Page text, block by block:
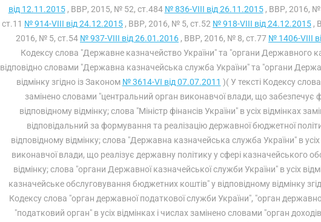
від 12.11.2015, ВВР, 2015, № 52, ст.484 № 836-VIII від 26.11.2015, ВВР, 2016, №
ст.11 № 914-VIII від 24.12.2015 , ВВР, 2016, № 5, ст.52 № 918-VIII від 24.12.2015 ,
2016, № 5, ст.54 № 937-VIII від 26.01.2016 , ВВР, 2016, № 8, ст.77 № 1406-VIII
Кодексу слова "Державне казначейство України" та "органи Державного
відповідно словами "Державна казначейська служба України" та "органи
відмінку згідно із Законом № 3614-VI від 07.07.2011 )( У тексті Кодексу слова
замінено словами "центральний орган виконавчої влади, що забезпечує
відповідному відмінку; слова "Міністр фінансів України" в усіх відмінках
відповідальний за формування та реалізацію державної бюджетної
відповідному відмінку; слова "Державна казначейська служба України" в
виконавчої влади, що реалізує державну політику у сфері казначейського
відмінку; слова "органи Державної казначейської служби України" в усіх
казначейське обслуговування бюджетних коштів" у відповідному відмінку
Кодексу слова "орган державної податкової служби України", "орган
"податковий орган" в усіх відмінках і числах замінено словами "орган доходів